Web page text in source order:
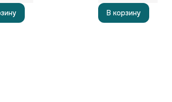
В корзину